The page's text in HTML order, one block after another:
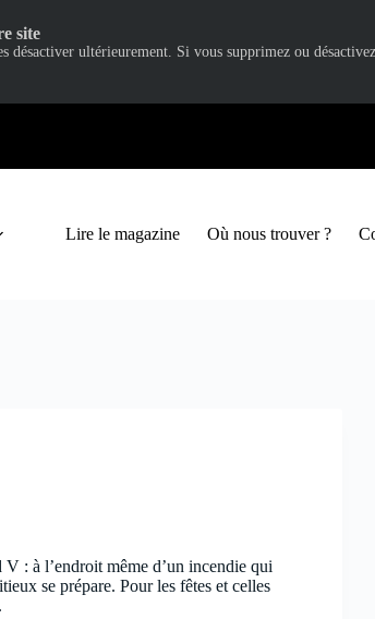
Lire le magazine Où nous trouver ?
: à l’endroit même d’un incendie qui
se prépare. Pour les fêtes et celles
site
ultérieurement. Si vous supprimez ou